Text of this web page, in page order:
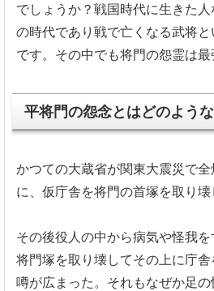
でしょうか？戦国時代に生きた
の時代であり戦で亡くなる武将
です。その中でも将門の怨霊は最
平将門の怨念とはどのよう
かつての大蔵省が関東大震災で
に、 仮庁舎を将門の首塚を取り壊
その後役人の中から病気や怪我を
将門塚を取り壊してその上に庁
噂が広まった。それもなぜか足の